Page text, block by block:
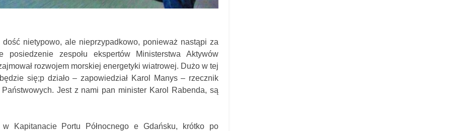
nietypowo, ale nieprzypadkowo, ponieważ nastąpi za
zespołu ekspertów Ministerstwa Aktywów
rozwojem morskiej energetyki wiatrowej. Dużo w tej
się;p działo – zapowiedział Karol Manys – rzecznik
Jest z nami pan minister Karol Rabenda, są
Kapitanacie Portu Północnego e Gdańsku, krótko po